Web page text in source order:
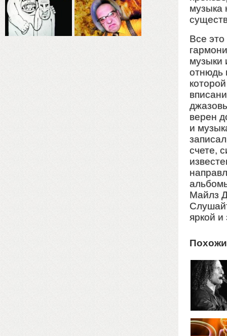
музыка
Все
музыки
отнюдь
верен
и
счете,
Майлз
яркой